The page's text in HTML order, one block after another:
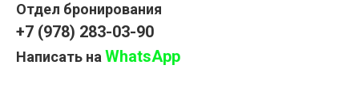
Отдел бронирования
+7 (978) 283-03-90
Написать наWhatsApp